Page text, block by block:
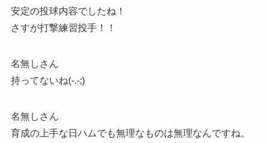
安定の投球内容でしたね！
さすが打撃練習投手！！
名無しさん
持ってないね(-.-;)
名無しさん
育成の上手な日ハムでも無理なものは無理なんですね。